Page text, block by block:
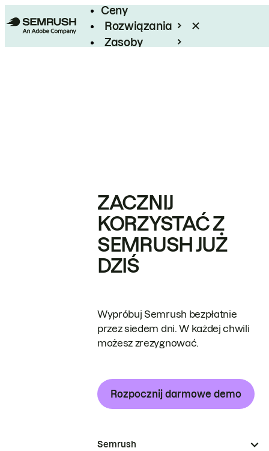
Ceny
Rozwiązania
Zasoby
ZACZNIJ
KORZYSTAĆ Z
SEMRUSH JUŻ
DZIŚ
Wypróbuj Semrush bezpłatnie
przez siedem dni. W każdej chwili
możesz zrezygnować.
Rozpocznij darmowe demo
Semrush